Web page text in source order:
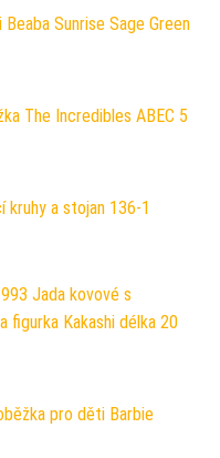
Sunrise Sage Green
The Incredibles ABEC 5
kruhy a stojan 136-1
Jada kovové s
figurka Kakashi délka 20
pro děti Barbie